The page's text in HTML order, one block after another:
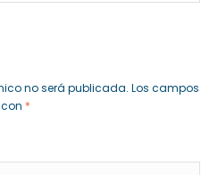
no será publicada. Los campos
*